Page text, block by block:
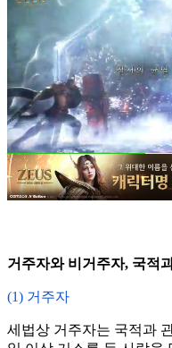
거주자와 비거주자, 국적
(1) 거주자
세법상 거주자는 국적과